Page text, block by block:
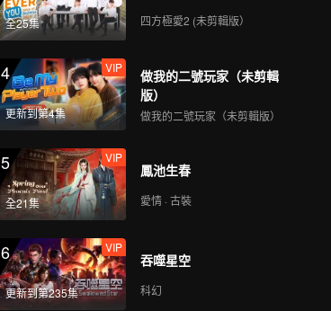
全25集 四方極愛2 (未剪輯版）
4
更新到第4集
VIP
做我的二號玩家（未剪輯
版）
做我的二號玩家（未剪輯版）
5
全21集
VIP
鳳池生春
愛情 · 古裝
6
更新到第235集
VIP
吞噬星空
科幻